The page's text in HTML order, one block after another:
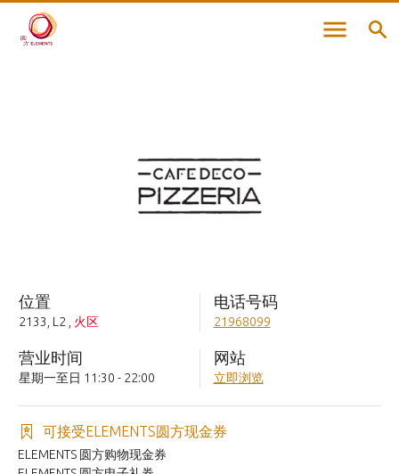
位置
2133, L2 火区
电话号码
21968099
营业时间
星期一至日 11:30 - 22:00
网站
立即浏览
可接受ELEMENTS圆方现金券
ELEMENTS 圆方购物现金券